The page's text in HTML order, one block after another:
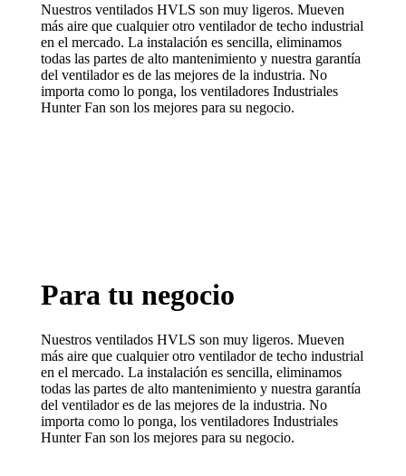
Nuestros ventilados HVLS son muy ligeros. Mueven
más aire que cualquier otro ventilador de techo industrial
en el mercado. La instalación es sencilla, eliminamos
todas las partes de alto mantenimiento y nuestra garantía
del ventilador es de las mejores de la industria. No
importa como lo ponga, los ventiladores Industriales
Hunter Fan son los mejores para su negocio.
Para tu negocio
Nuestros ventilados HVLS son muy ligeros. Mueven
más aire que cualquier otro ventilador de techo industrial
en el mercado. La instalación es sencilla, eliminamos
todas las partes de alto mantenimiento y nuestra garantía
del ventilador es de las mejores de la industria. No
importa como lo ponga, los ventiladores Industriales
Hunter Fan son los mejores para su negocio.